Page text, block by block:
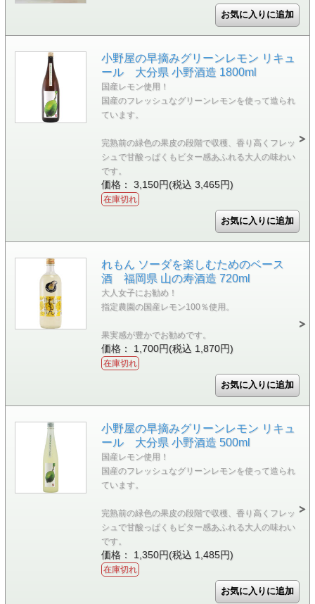
小野屋の早摘みグリーンレモン リキュ
ール 大分県 小野酒造 1800ml
国産レモン使用！
国産のフレッシュなグリーンレモンを使って造られ
ています。
完熟前の緑色の果皮の段階で収穫、香り高くフレッ
シュで甘酸っぱくもビター感あふれる大人の味わい
です。
価格： 3,150円(税込 3,465円)
在庫切れ
れもん ソーダを楽しむためのベース
酒 福岡県 山の寿酒造 720ml
大人女子にお勧め！
指定農園の国産レモン100％使用。
果実感が豊かでお勧めです。
価格： 1,700円(税込 1,870円)
在庫切れ
小野屋の早摘みグリーンレモン リキュ
ール 大分県 小野酒造 500ml
国産レモン使用！
国産のフレッシュなグリーンレモンを使って造られ
ています。
完熟前の緑色の果皮の段階で収穫、香り高くフレッ
シュで甘酸っぱくもビター感あふれる大人の味わい
です。
価格： 1,350円(税込 1,485円)
在庫切れ